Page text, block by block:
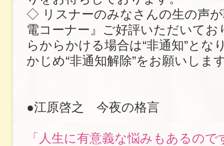
◇ リスナーのみなさんの生の声
電コーナー』ご好評いただいてお
らからかける場合は“非通知”とな
かじめ“非通知解除”をお願いしま
●江原啓之 今夜の格言
「人生に有意義な悩みもあるので